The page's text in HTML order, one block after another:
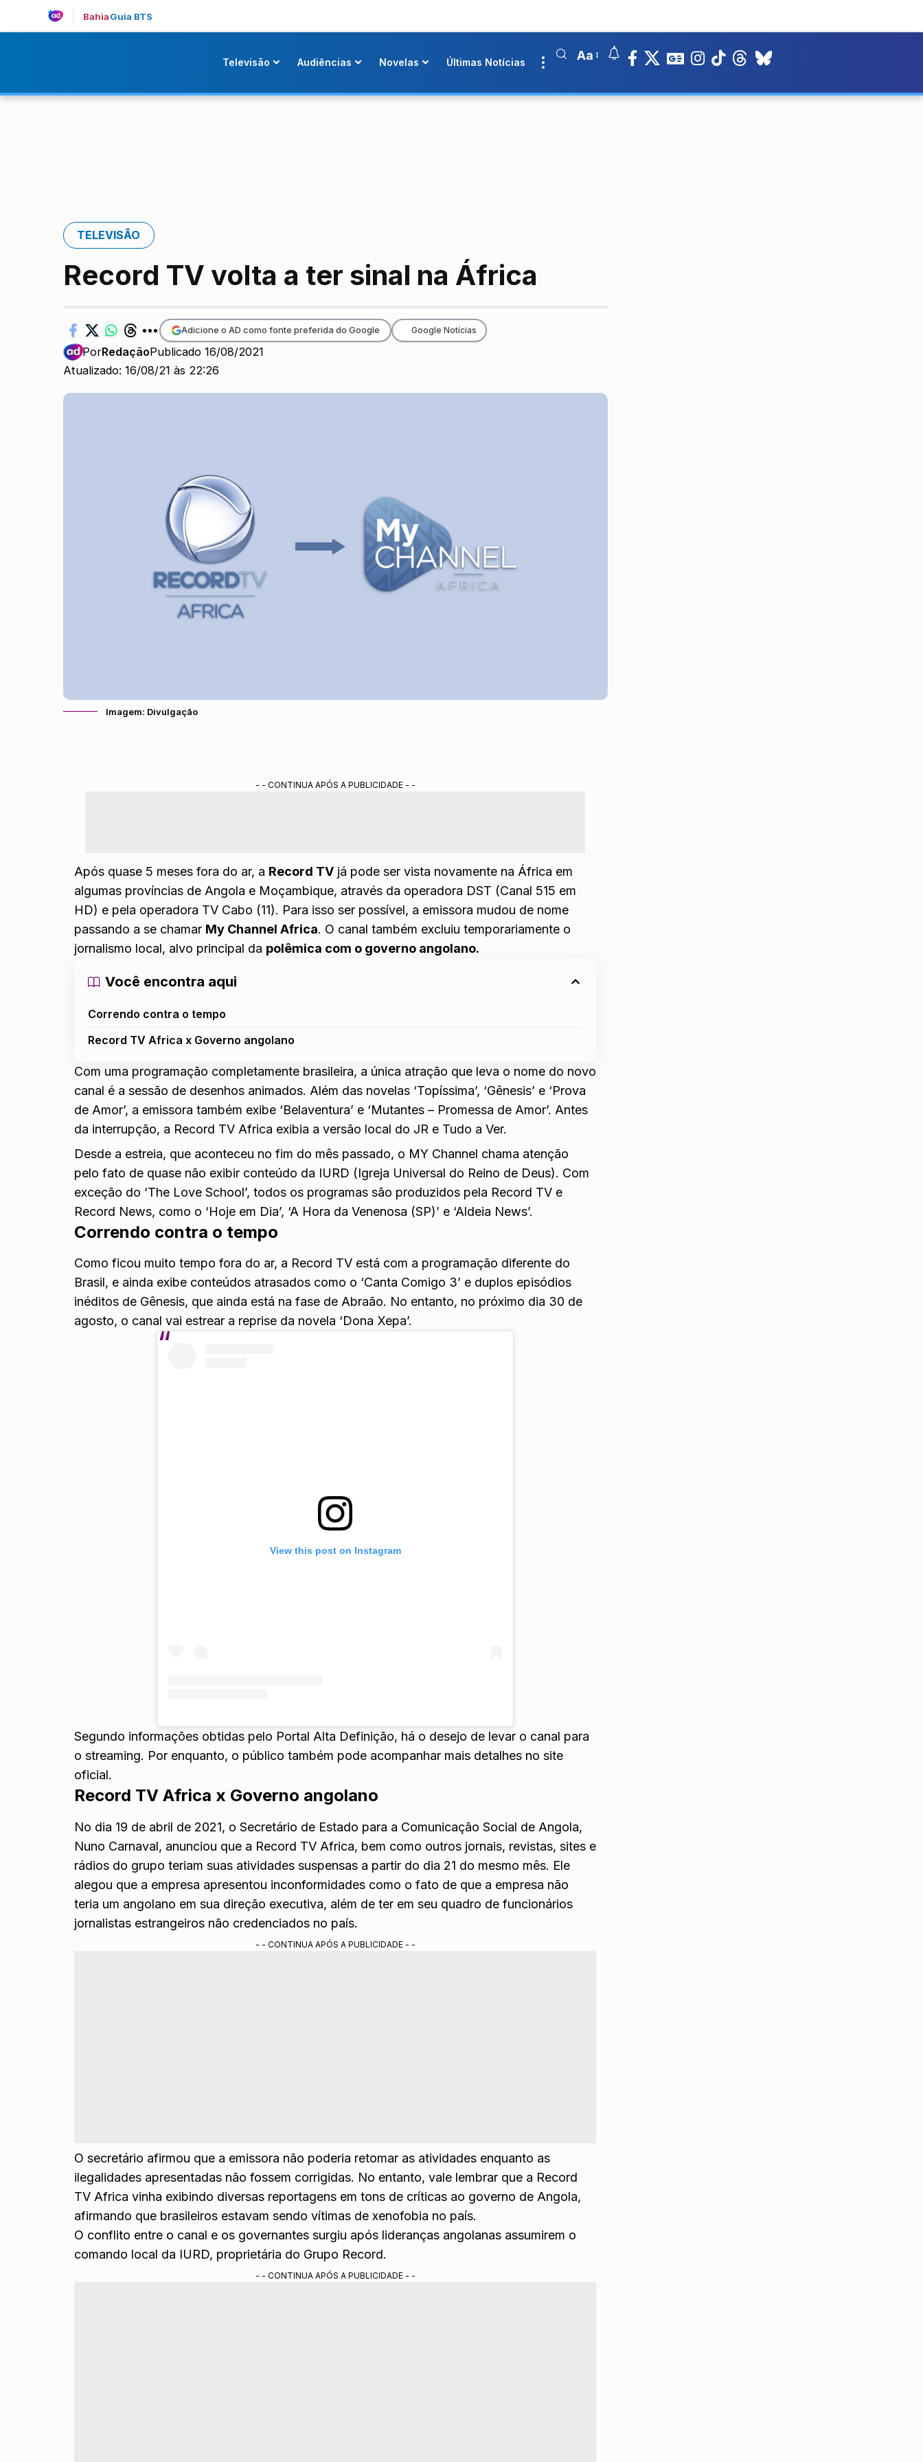
BahiaGuia BTS
Televisão Audiências Novelas Últimas Notícias Aa
TELEVISÃO
Record TV volta a ter sinal na África
Atualizado: 16/08/21 às 22:26
PorRedaçãoPublicado 16/08/2021
Adicione o AD como fonte preferida do Google Google Notícias
Imagem: Divulgação
- - CONTINUA APÓS A PUBLICIDADE - -
Após quase 5 meses fora do ar, a Record TV já pode ser vista novamente na África em
algumas províncias de Angola e Moçambique, através da operadora DST (Canal 515 em
HD) e pela operadora TV Cabo (11). Para isso ser possível, a emissora mudou de nome
passando a se chamar My Channel Africa. O canal também excluiu temporariamente o
jornalismo local, alvo principal da polêmica com o governo angolano.
Você encontra aqui
Correndo contra o tempo
Record TV Africa x Governo angolano
Com uma programação completamente brasileira, a única atração que leva o nome do novo
canal é a sessão de desenhos animados. Além das novelas ‘Topíssima’, ‘Gênesis’ e ‘Prova
de Amor’, a emissora também exibe ‘Belaventura’ e ‘Mutantes – Promessa de Amor’. Antes
da interrupção, a Record TV Africa exibia a versão local do JR e Tudo a Ver.
Desde a estreia, que aconteceu no fim do mês passado, o MY Channel chama atenção
pelo fato de quase não exibir conteúdo da IURD (Igreja Universal do Reino de Deus). Com
exceção do ‘The Love School’, todos os programas são produzidos pela Record TV e
Record News, como o ‘Hoje em Dia’, ‘A Hora da Venenosa (SP)’ e ‘Aldeia News’.
Correndo contra o tempo
Como ficou muito tempo fora do ar, a Record TV está com a programação diferente do
Brasil, e ainda exibe conteúdos atrasados como o ‘Canta Comigo 3’ e duplos episódios
inéditos de Gênesis, que ainda está na fase de Abraão. No entanto, no próximo dia 30 de
agosto, o canal vai estrear a reprise da novela ‘Dona Xepa’.
View this post on Instagram
Segundo informações obtidas pelo Portal Alta Definição, há o desejo de levar o canal para
o streaming. Por enquanto, o público também pode acompanhar mais detalhes nosite
oficial.
Record TV Africa x Governo angolano
No dia 19 de abril de 2021, o Secretário de Estado para a Comunicação Social de Angola,
Nuno Carnaval, anunciou que a Record TV Africa, bem como outros jornais, revistas, sites e
rádios do grupo teriam suas atividades suspensas a partir do dia 21 do mesmo mês. Ele
alegou que a empresa apresentou inconformidades como o fato de que a empresa não
teria um angolano em sua direção executiva, além de ter em seu quadro de funcionários
jornalistas estrangeiros não credenciados no país.
- - CONTINUA APÓS A PUBLICIDADE - -
O secretário afirmou que a emissora não poderia retomar as atividades enquanto as
ilegalidades apresentadas não fossem corrigidas. No entanto, vale lembrar que a Record
TV Africa vinha exibindo diversas reportagens em tons de críticas ao governo de Angola,
afirmando que brasileiros estavam sendo vítimas de xenofobia no país.
O conflito entre o canal e os governantes surgiu após lideranças angolanas assumirem o
comando local da IURD, proprietária do Grupo Record.
- - CONTINUA APÓS A PUBLICIDADE - -